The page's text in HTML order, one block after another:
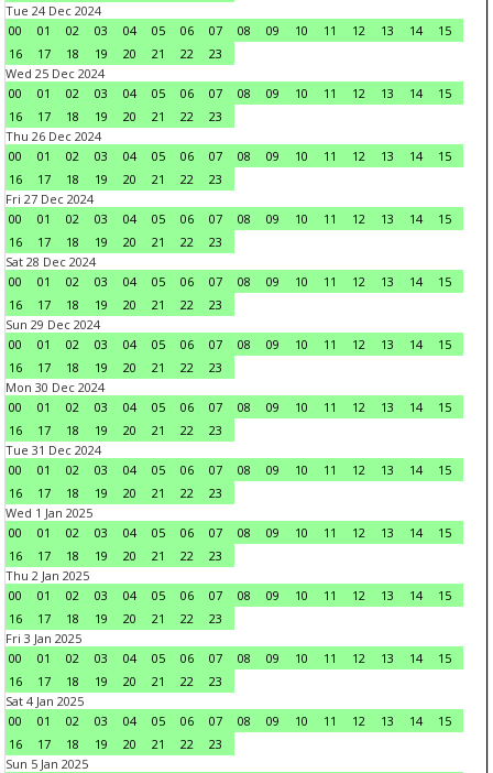
Tue 24 Dec 2024
00
01 02 03 04 05 06 07 08 09 10 11 12 13 14
15
16
17 18 19 20 21 22
23
Wed 25 Dec 2024
00
01 02 03 04 05 06 07 08 09 10 11 12 13 14
15
16
17 18 19 20 21 22
23
Thu 26 Dec 2024
00
01 02 03 04 05 06 07 08 09 10 11 12 13 14
15
16
17 18 19 20 21 22
23
Fri 27 Dec 2024
00
01 02 03 04 05 06 07 08 09 10 11 12 13 14
15
16
17 18 19 20 21 22
23
Sat 28 Dec 2024
00
01 02 03 04 05 06 07 08 09 10 11 12 13 14
15
16
17 18 19 20 21 22
23
Sun 29 Dec 2024
00
01 02 03 04 05 06 07 08 09 10 11 12 13 14
15
16
17 18 19 20 21 22
23
Mon 30 Dec 2024
00
01 02 03 04 05 06 07 08 09 10 11 12 13 14
15
16
17 18 19 20 21 22
23
Tue 31 Dec 2024
00
01 02 03 04 05 06 07 08 09 10 11 12 13 14
15
16
17 18 19 20 21 22
23
Wed 1 Jan 2025
00
01 02 03 04 05 06 07 08 09 10 11 12 13 14
15
16
17 18 19 20 21 22
23
Thu 2 Jan 2025
00
01 02 03 04 05 06 07 08 09 10 11 12 13 14
15
16
17 18 19 20 21 22
23
Fri 3 Jan 2025
00
01 02 03 04 05 06 07 08 09 10 11 12 13 14
15
16
17 18 19 20 21 22
23
Sat 4 Jan 2025
00
01 02 03 04 05 06 07 08 09 10 11 12 13 14
15
16
17 18 19 20 21 22
23
Sun 5 Jan 2025